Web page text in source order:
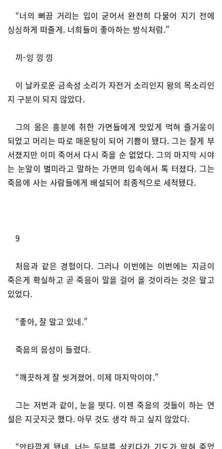
“너의 뻐끔 거리는 입이 굳어서 완전히 다물어 지기 전에
싱싱하게 떠줄게. 너희들이 좋아하는 방식처럼.”
끼-잉 낑 낑
이 날카로운 금속성 소리가 자전거 소리인지 왕의 목소리인
지 구분이 되지 않았다.
그의 몸은 흥분에 취한 가면들에게 맛있게 먹혀 즐거움이
되었고 머리는 따로 매운탕이 되어 기쁨이 됐다. 그는 잘게 부
서졌지만 이미 죽어서 다시 죽을 순 없었다. 그의 마지막 시야
는 눈알이 별미라고 말하는 가면의 입속에서 톡 터졌다. 그는
죽음에 사는 사람들에게 배설되어 최종적으로 세척됐다.
9
처음과 같은 경험이다. 그러나 이번에는 이번에는 지금이
죽은게 확실하고 곧 죽음이 말을 걸어 올 것이라는 것은 알고
있었다.
“좋아, 잘 알고 있네.”
죽음의 음성이 들렸다.
“깨끗하게 잘 씻겨졌어. 이제 마지막이야.”
그는 저번과 같이, 눈을 떳다. 이젠 죽음의 것들이 하는 연
설은 지긋지긋 했다. 아무 것도 생각 하고 싶지 않았다.
“안타깝게 됐네. 너는 두부를 삼키다가 기도가 막혀 죽었